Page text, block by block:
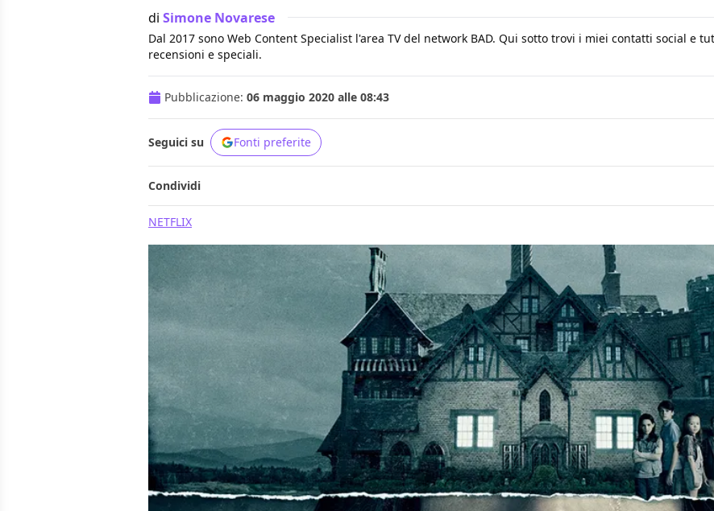
di Simone Novarese
Dal 2017 sono Web Content Specialist l'area TV del network BAD. Qui sotto trovi i miei contatti social e
recensioni e speciali.
Pubblicazione: 06 maggio 2020 alle 08:43
Seguici su Fonti preferite
Condividi
NETFLIX